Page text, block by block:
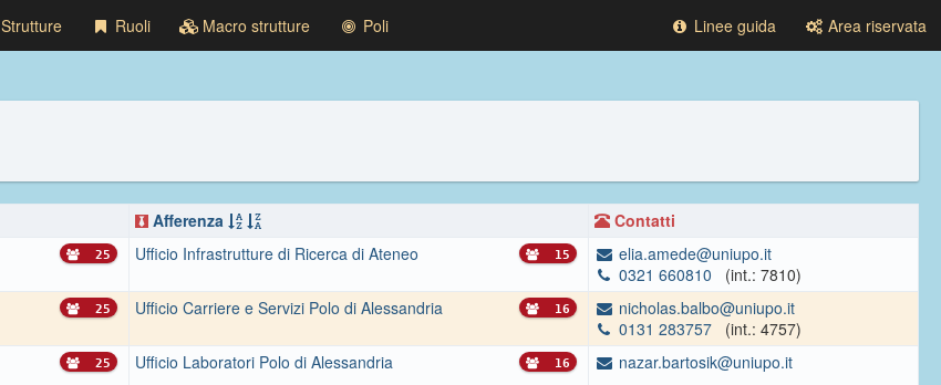
Strutture Ruoli Macro strutture Poli Linee guida Area riservata
Afferenza
Contatti
25 Ufficio Infrastrutture di Ricerca di Ateneo 15
elia.amede@uniupo.it
0321 660810
(int.: 7810)
25 Ufficio Carriere e Servizi Polo di Alessandria 16
nicholas.balbo@uniupo.it
0131 283757
(int.: 4757)
25 Ufficio Laboratori Polo di Alessandria 16 nazar.bartosik@uniupo.it